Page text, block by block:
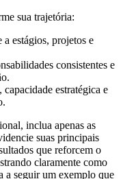
sua trajetória:
a estágios, projetos e
consistentes e
estratégica e
inclua apenas as
suas principais
que reforcem o
claramente como
a seguir um exemplo que